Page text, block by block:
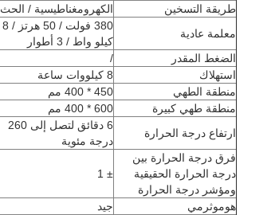
طريقة التسخين الكهرومغناطيسية / الحث
معلمة عادية
380 فولت / 50 هرتز / 8
كيلو واط / 3 أطوار
الضغط المقدر
/
استهلاك
8 كيلووات ساعة
منطقة الطهي
450 * 400 مم
منطقة طهي كبيرة
600 * 400 مم
ارتفاع درجة الحرارة
6 دقائق لتصل إلى 260
درجة مئوية
فرق درجة الحرارة بين
درجة الحرارة الحقيقية
ومؤشر درجة الحرارة
± 1
هوموثرمي جيد